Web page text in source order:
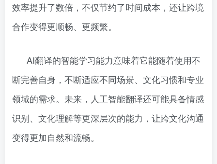
效率提升了数倍，不仅节约了时间成本，还让跨境
合作变得更顺畅、更频繁。
AI翻译的智能学习能力意味着它能随着使用不
断完善自身，不断适应不同场景、文化习惯和专业
领域的需求。未来，人工智能翻译还可能具备情感
识别、文化理解等更深层次的能力，让跨文化沟通
变得更加自然和流畅。